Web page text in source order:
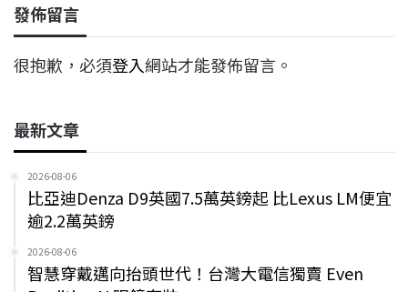
發佈留言
很抱歉，必須登入網站才能發佈留言。
最新文章
2026-08-06
比亞迪Denza D9英國7.5萬英鎊起 比Lexus LM便宜
逾2.2萬英鎊
2026-08-06
智慧穿戴邁向抬頭世代！台灣大電信獨賣 Even